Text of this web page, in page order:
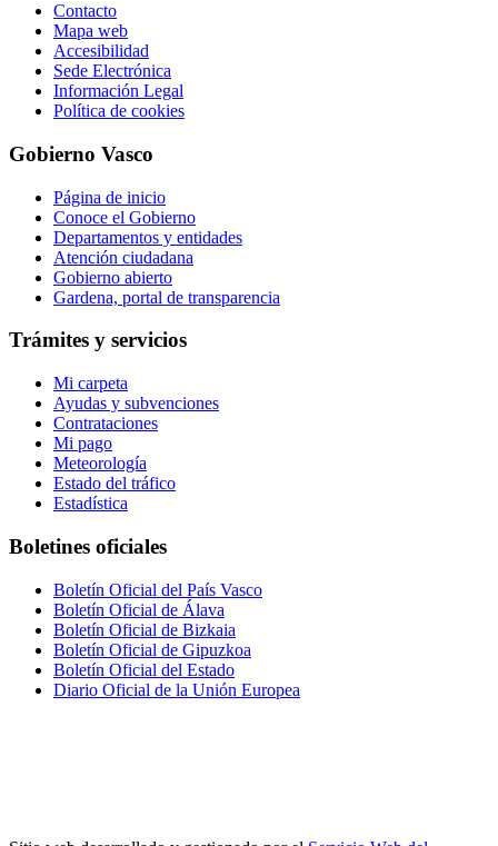
Contacto
Mapa web
Accesibilidad
Sede Electrónica
Información Legal
Política de cookies
Gobierno Vasco
Página de inicio
Conoce el Gobierno
Departamentos y entidades
Atención ciudadana
Gobierno abierto
Gardena, portal de transparencia
Trámites y servicios
Mi carpeta
Ayudas y subvenciones
Contrataciones
Mi pago
Meteorología
Estado del tráfico
Estadística
Boletines oficiales
Boletín Oficial del País Vasco
Boletín Oficial de Álava
Boletín Oficial de Bizkaia
Boletín Oficial de Gipuzkoa
Boletín Oficial del Estado
Diario Oficial de la Unión Europea